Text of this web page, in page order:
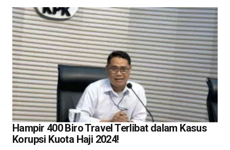
Hampir 400 Biro Travel Terlibat dalam Kasus
Korupsi Kuota Haji 2024!